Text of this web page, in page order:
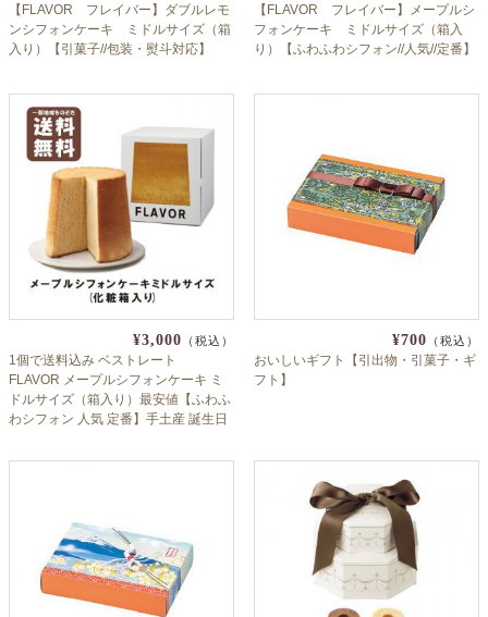
【FLAVOR フレイバー】ダブルレモ
ンシフォンケーキ ミドルサイズ（箱
入り）【引菓子//包装・熨斗対応】
【FLAVOR フレイバー】メープルシ
フォンケーキ ミドルサイズ（箱入
り）【ふわふわシフォン//人気//定番】
¥3,000 （税込）
1個で送料込み ベストレート
FLAVOR メープルシフォンケーキ ミ
ドルサイズ（箱入り）最安値【ふわふ
わシフォン 人気 定番】手土産 誕生日
元 ギフト フレイバー 母の日 ホワイト
¥700 （税込）
おいしいギフト【引出物・引菓子・ギ
フト】